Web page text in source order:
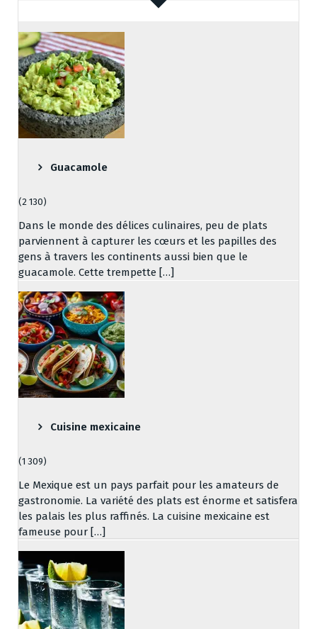
Guacamole
(2 130)
Dans le monde des délices culinaires, peu de plats
parviennent à capturer les cœurs et les papilles des
gens à travers les continents aussi bien que le
guacamole. Cette trempette […]
Cuisine mexicaine
(1 309)
Le Mexique est un pays parfait pour les amateurs de
gastronomie. La variété des plats est énorme et satisfera
les palais les plus raffinés. La cuisine mexicaine est
fameuse pour […]